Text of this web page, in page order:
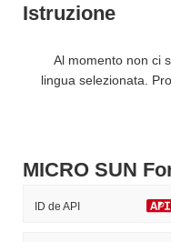
Istruzione
Al momento non ci
lingua selezionata.
MICRO SUN
ID de API